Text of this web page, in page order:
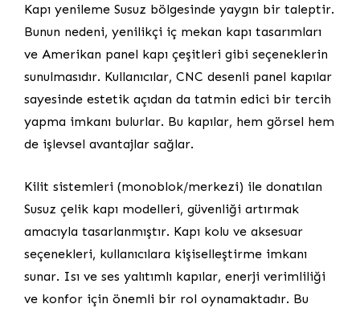
Kapı yenileme Susuz bölgesinde yaygın bir taleptir.
Bunun nedeni, yenilikçi iç mekan kapı tasarımları
ve Amerikan panel kapı çeşitleri gibi seçeneklerin
sunulmasıdır. Kullanıcılar, CNC desenli panel kapılar
sayesinde estetik açıdan da tatmin edici bir tercih
yapma imkanı bulurlar. Bu kapılar, hem görsel hem
de işlevsel avantajlar sağlar.
Kilit sistemleri (monoblok/merkezi) ile donatılan
Susuz çelik kapı modelleri, güvenliği artırmak
amacıyla tasarlanmıştır. Kapı kolu ve aksesuar
seçenekleri, kullanıcılara kişiselleştirme imkanı
sunar. Isı ve ses yalıtımlı kapılar, enerji verimliliği
ve konfor için önemli bir rol oynamaktadır. Bu